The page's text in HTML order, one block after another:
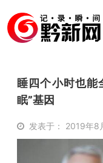
睡四个小时也能
眠”基因
发表于： 2019年8